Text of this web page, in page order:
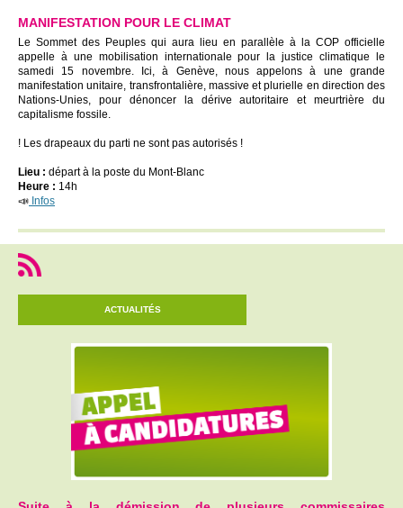
MANIFESTATION POUR LE CLIMAT
Le Sommet des Peuples qui aura lieu en parallèle à la COP officielle
appelle à une mobilisation internationale pour la justice climatique le
samedi 15 novembre. Ici, à Genève, nous appelons à une grande
manifestation unitaire, transfrontalière, massive et plurielle en direction des
Nations-Unies, pour dénoncer la dérive autoritaire et meurtrière du
capitalisme fossile.
! Les drapeaux du parti ne sont pas autorisés !
Lieu : départ à la poste du Mont-Blanc
Heure : 14h
📣 Infos
ACTUALITÉS